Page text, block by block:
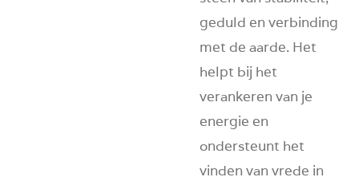
geduld en verbinding
met de aarde. Het
helpt bij het
verankeren van je
energie en
ondersteunt het
vinden van vrede in